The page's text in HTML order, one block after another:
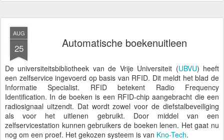
AUG
25 Automatische boekenuitleen
De universiteitsbibliotheek van de Vrije Universiteit (UBVU) heeft
een zelfservice ingevoerd op basis van RFID. Dit meldt het blad de
Informatie Specialist. RFID betekent Radio Frequency
Identification. In de boeken is een RFID-chip aangebracht die een
radiosignaal uitzendt. Dat wordt zowel voor de diefstalbeveiliging
als voor het uitlenen gebruikt. Door middel van een
zelfservicestation kunnen gebruikers de boeken lenen. Het gaat nu
nog om een proef. Het gekozen systeem is van Kno-Tech.